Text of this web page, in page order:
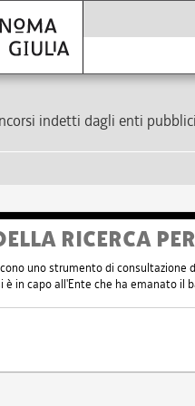
indetti dagli enti
RICERCA
uno strumento di consultazione
in capo all'Ente che ha emanato il